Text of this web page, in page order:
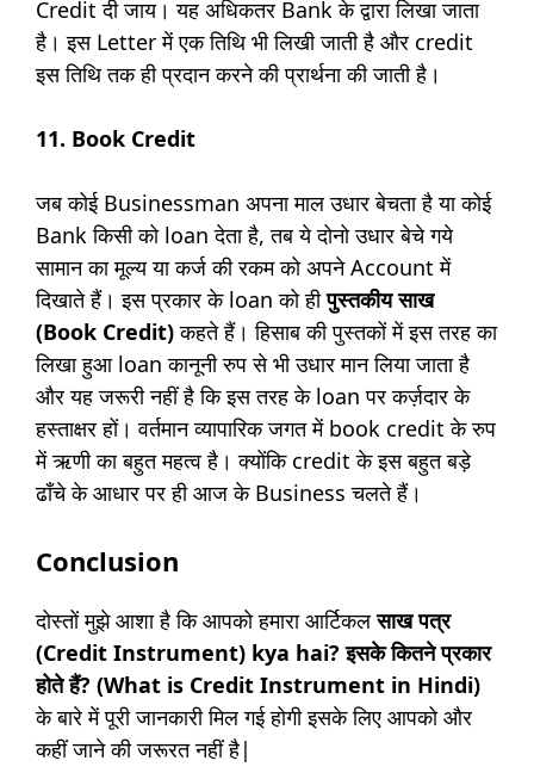
Credit दी जाय। यह अधिकतर Bank के द्वारा लिखा जाता
है। इस Letter में एक तिथि भी लिखी जाती है और credit
इस तिथि तक ही प्रदान करने की प्रार्थना की जाती है।
11. Book Credit
जब कोई Businessman अपना माल उधार बेचता है या कोई
Bank किसी को loan देता है, तब ये दोनो उधार बेचे गये
सामान का मूल्य या कर्ज की रकम को अपने Account में
दिखाते हैं। इस प्रकार के loan को हीपुस्तकीय साख
(Book Credit)कहते हैं। हिसाब की पुस्तकों में इस तरह का
लिखा हुआ loan कानूनी रुप से भी उधार मान लिया जाता है
और यह जरूरी नहीं है कि इस तरह के loan पर कर्ज़दार के
हस्ताक्षर हों। वर्तमान व्यापारिक जगत में book credit के रुप
में ऋणी का बहुत महत्व है। क्योंकि credit के इस बहुत बड़े
ढाँचे के आधार पर ही आज के Business चलते हैं।
Conclusion
दोस्तों मुझे आशा है कि आपको हमारा आर्टिकलसाख पत्र
(Credit Instrument) kya hai? इसके कितने प्रकार
होते हैं? (What is Credit Instrument in Hindi)
के बारे में पूरी जानकारी मिल गई होगी इसके लिए आपको और
कहीं जाने की जरूरत नहीं है|